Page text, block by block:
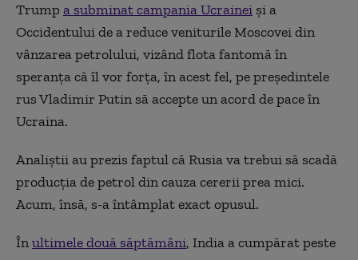
Trump a subminat campania Ucrainei și a
Occidentului de a reduce veniturile Moscovei din
vânzarea petrolului, vizând flota fantomă în
speranța că îl vor forța, în acest fel, pe președintele
rus Vladimir Putin să accepte un acord de pace în
Ucraina.
Analiștii au prezis faptul că Rusia va trebui să scadă
producția de petrol din cauza cererii prea mici.
Acum, însă, s-a întâmplat exact opusul.
Înultimele două săptămâni, India a cumpărat peste